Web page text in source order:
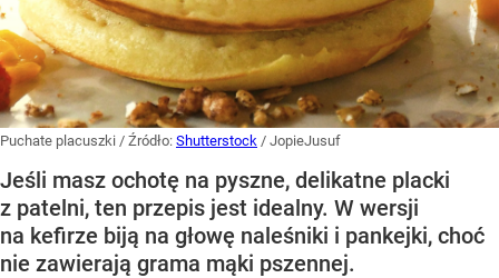
Puchate placuszki / Źródło: Shutterstock / JopieJusuf
Jeśli masz ochotę na pyszne, delikatne placki
z patelni, ten przepis jest idealny. W wersji
na kefirze biją na głowę naleśniki i pankejki, choć
nie zawierają grama mąki pszennej.